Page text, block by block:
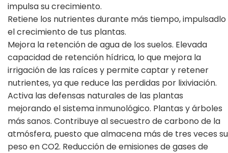
impulsa su crecimiento.
Retiene los nutrientes durante más tiempo, impulsadlo
el crecimiento de tus plantas.
Mejora la retención de agua de los suelos. Elevada
capacidad de retención hídrica, lo que mejora la
irrigación de las raíces y permite captar y retener
nutrientes, ya que reduce las perdidas por lixiviación.
Activa las defensas naturales de las plantas
mejorando el sistema inmunológico. Plantas y árboles
más sanos. Contribuye al secuestro de carbono de la
atmósfera, puesto que almacena más de tres veces su
peso en CO2. Reducción de emisiones de gases de